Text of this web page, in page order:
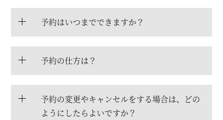
予約はいつまでできますか？
予約の仕方は？
予約の変更やキャンセルをする場合は、どの
ようにしたらよいですか？